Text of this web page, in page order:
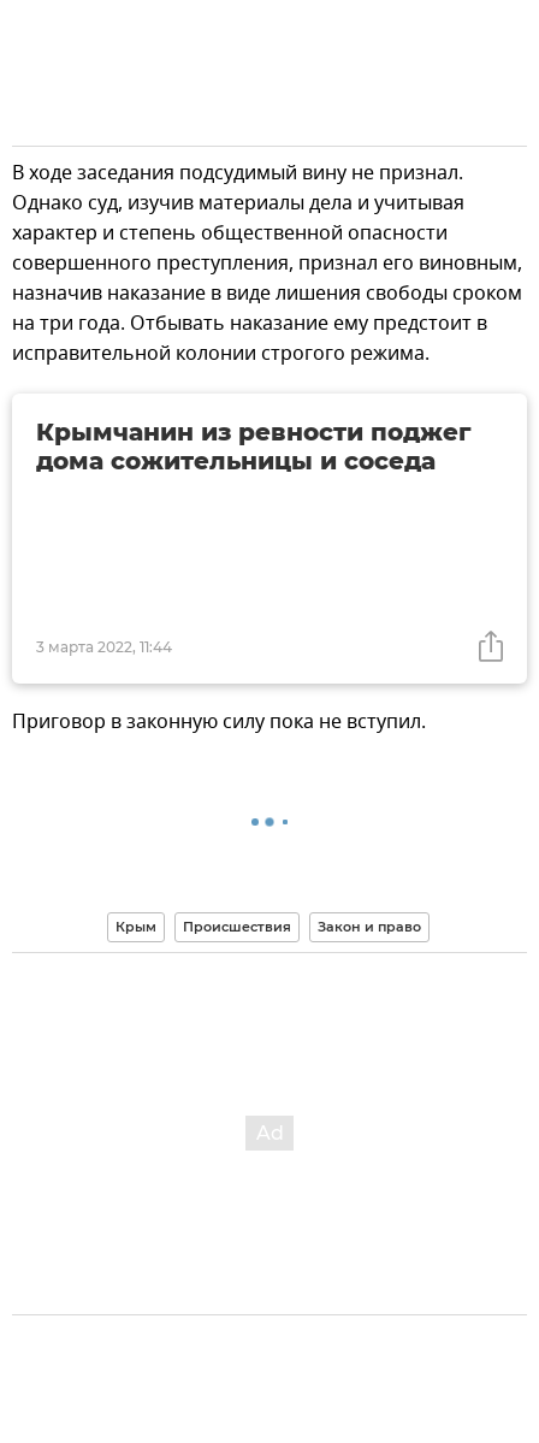
В ходе заседания подсудимый вину не признал.
Однако суд, изучив материалы дела и учитывая
характер и степень общественной опасности
совершенного преступления, признал его виновным,
назначив наказание в виде лишения свободы сроком
на три года. Отбывать наказание ему предстоит в
исправительной колонии строгого режима.
3 марта 2022, 11:44
Крымчанин из ревности поджег
дома сожительницы и соседа
Приговор в законную силу пока не вступил.
Крым Происшествия Закон и право